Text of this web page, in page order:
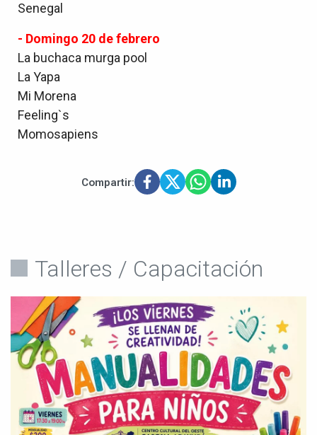
Senegal
- Domingo 20 de febrero
La buchaca murga pool
La Yapa
Mi Morena
Feeling`s
Momosapiens
Compartir:
Talleres / Capacitación